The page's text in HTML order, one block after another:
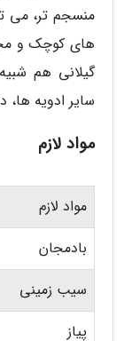
منسجم تر، می
های کوچک و
گیلانی هم
سایر ادویه ها،
مواد لازم
مواد لازم
بادمجان
سیب زمینی
پیاز